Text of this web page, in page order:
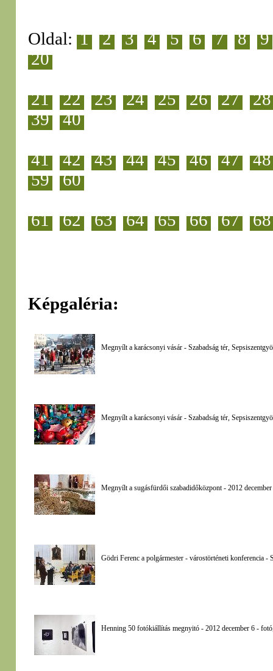
Oldal: 1 2 3 4 5 6 7 8
9
20
21 22 23 24 25 26 27
28
39
40
41 42 43 44 45 46 47
48
59
60
61 62 63 64 65 66 67 68
Képgaléria:
Megnyílt a karácsonyi vásár - Szabadság tér,
Megnyílt a karácsonyi vásár - Szabadság tér,
Megnyílt a sugásfürdői szabadidőközpont - 2012
Gödri Ferenc a polgármester - várostörténeti konferencia
Henning 50 fotókiállítás megnyitó - 2012 december 6 -